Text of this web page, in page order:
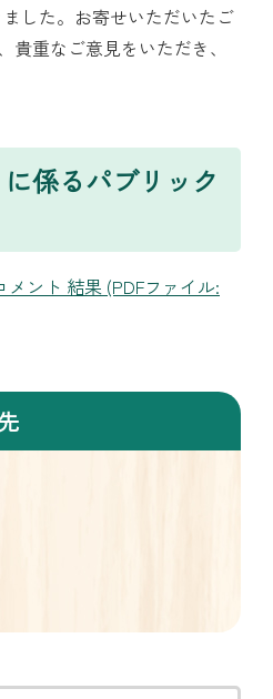
した。お寄せいただいたご
重なご意見をいただき、
係るパブリック
ント 結果 (PDFファイル: